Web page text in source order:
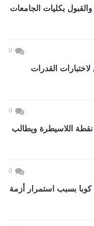
التقدم والقبول بكليات الجامعات
0
التسجيل لاختبارات القدرات
0
اللاسيطرة ويطالب
0
بسبب استمرار أزمة